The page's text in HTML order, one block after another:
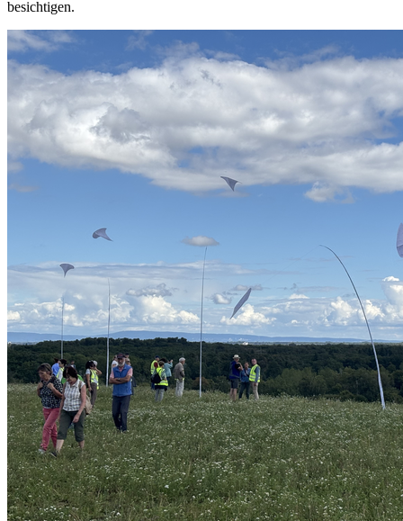
besichtigen.